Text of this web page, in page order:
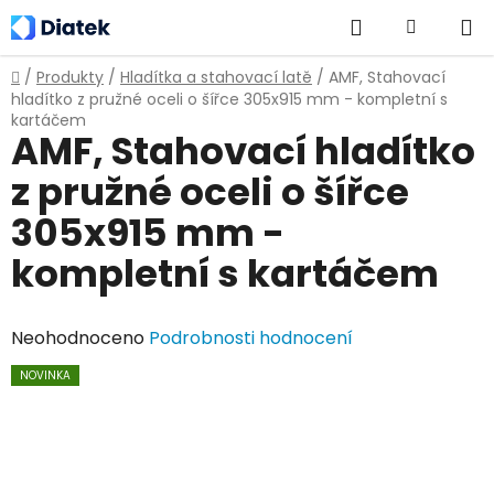
Přejít
na
obsah
Hledat NÁKUPNÍ
KOŠÍK
Domů
/ Produkty / Hladítka a stahovací latě / AMF, Stahovací
hladítko z pružné oceli o šířce 305x915 mm - kompletní s
kartáčem
AMF, Stahovací hladítko
z pružné oceli o šířce
305x915 mm -
kompletní s kartáčem
Průměrné
hodnocení
Neohodnoceno Podrobnosti hodnocení
NOVINKA